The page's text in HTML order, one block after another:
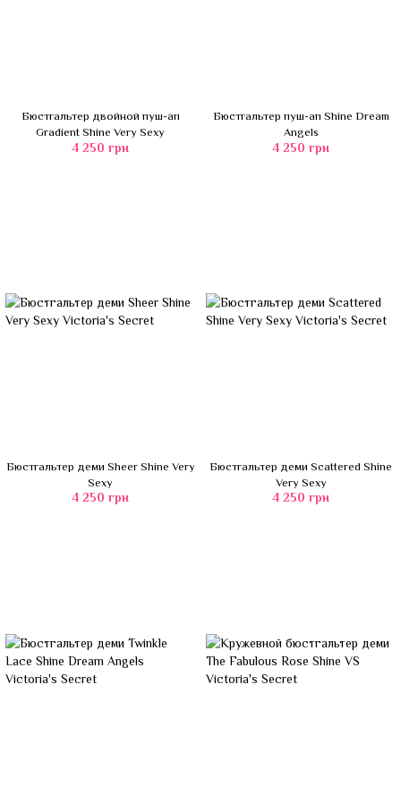
Бюстгальтер двойной пуш-ап
Gradient Shine Very Sexy
4 250 грн
Бюстгальтер пуш-ап Shine Dream
Angels
4 250 грн
Бюстгальтер деми Sheer Shine Very
Sexy
4 250 грн
Бюстгальтер деми Scattered Shine
Very Sexy
4 250 грн